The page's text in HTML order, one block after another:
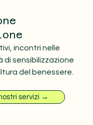
incontri nelle
sensibilizzazione
del benessere.
servizi →